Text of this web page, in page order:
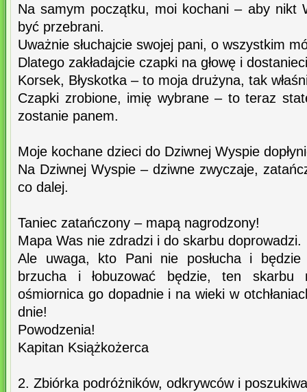
Na samym początku, moi kochani – aby nikt
być przebrani.
Uważnie słuchajcie swojej pani, o wszystkim
Dlatego zakładajcie czapki na głowę i
Korsek, Błyskotka – to moja drużyna, tak
Czapki zrobione, imię wybrane – to teraz
zostanie panem.
Moje kochane dzieci do Dziwnej Wyspie
Na Dziwnej Wyspie – dziwne zwyczaje,
co dalej.
Taniec zatańczony – mapą nagrodzony!
Mapa Was nie zdradzi i do skarbu doprowadzi.
Ale uwaga, kto Pani nie posłucha i będzie
brzucha i łobuzować będzie, ten skarbu
ośmiornica go dopadnie i na wieki w
dnie!
Powodzenia!
Kapitan Książkożerca
2. Zbiórka podróżników, odkrywców i